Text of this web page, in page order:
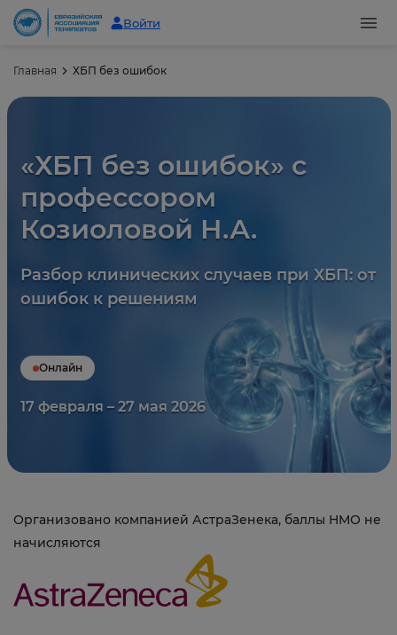
Войти
Главная ХБП без ошибок
«ХБП без ошибок» с
профессором
Козиоловой Н.А.
Разбор клинических случаев при ХБП: от
ошибок к решениям
Онлайн
17 февраля – 27 мая 2026
Организовано компанией АстраЗенека, баллы НМО не
начисляются